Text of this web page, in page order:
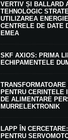
VERTIV ȘI BALLARD
TEHNOLOGIC
UTILIZAREA
CENTRELE DE DATE
EMEA
SKF AXIOS: PRIMA
ECHIPAMENTELE
PENTRU CERINȚELE
DE ALIMENTARE
MURRELEKTRONIK
LAPP ÎN
PENTRU